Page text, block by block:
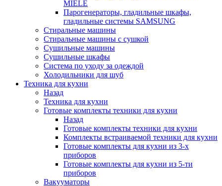
MIELE
Парогенераторы, гладильные шкафы,
гладильные системы SAMSUNG
Стиральные машины
Стиральные машины с сушкой
Сушильные машины
Сушильные шкафы
Система по уходу за одеждой
Холодильники для шуб
Техника для кухни
Назад
Техника для кухни
Готовые комплекты техники для кухни
Назад
Готовые комплекты техники для кухни
Комплекты встраиваемой техники для кухни
Готовые комплекты для кухни из 3-х
приборов
Готовые комплекты для кухни из 5-ти
приборов
Вакууматоры